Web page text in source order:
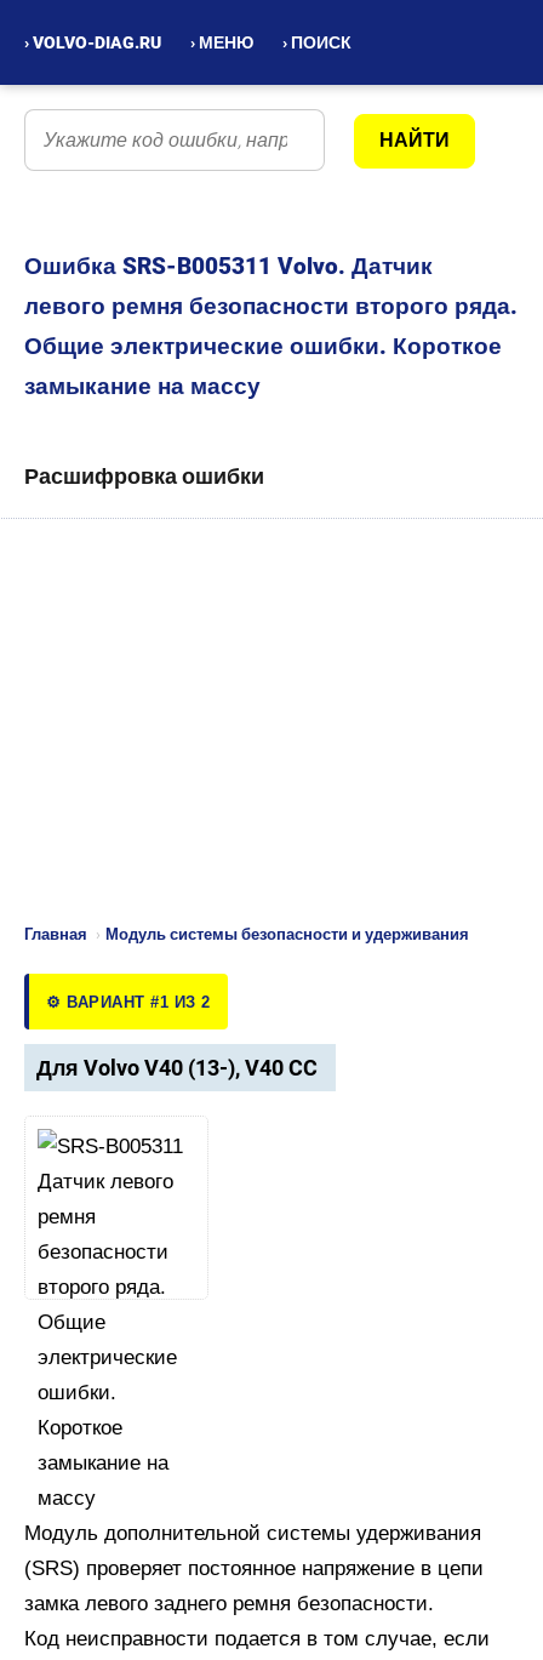
› VOLVO-DIAG.RU › МЕНЮ › ПОИСК
Ошибка SRS-B005311 Volvo. Датчик
левого ремня безопасности второго ряда.
Общие электрические ошибки. Короткое
замыкание на массу
Расшифровка ошибки
Главная › Модуль системы безопасности и удерживания
⚙️ ВАРИАНТ #1 ИЗ 2
Для Volvo V40 (13-), V40 CC
Модуль дополнительной системы удерживания
(SRS) проверяет постоянное напряжение в цепи
замка левого заднего ремня безопасности.
Код неисправности подается в том случае, если